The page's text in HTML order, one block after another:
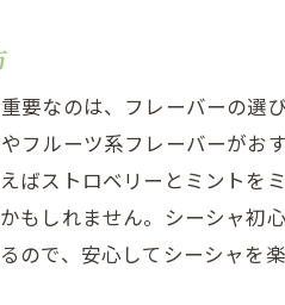
要なのは、フレーバーの選
フルーツ系フレーバーがお
ばストロベリーとミントを
もしれません。シーシャ初
ので、安心してシーシャを